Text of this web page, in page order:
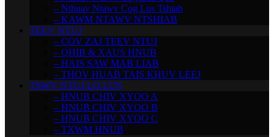
– Nthuav Ntawv Cog Lus Tshiab
– KAWM NTAWV NTSHIAB
TEEV NTUJ
– COV ZAJ TEEV NTUJ
– QHIB & XAUS HNUB
– HAIS SAW MAB LIAB
– THOV HUAB TAIS KHUV LEEJ
TSWV NTUJ LO LUS
– HNUB CHIV XYOO A
– HNUB CHIV XYOO B
– HNUB CHIV XYOO C
– TXWM HNUB